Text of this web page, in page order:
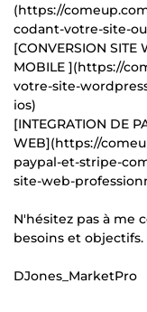
(https://
codant-votre-site-
[CONVERSION SITE
MOBILE ](https://
votre-site-
ios)
[INTEGRATION DE
WEB](https://
paypal-et-stripe-
site-web-
N'hésitez pas à me
besoins et objectifs.
DJones_MarketPro